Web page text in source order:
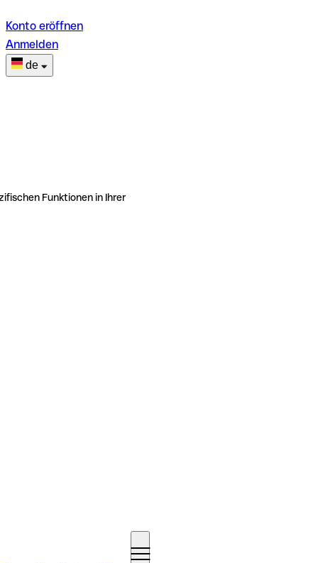
Konto eröffnen
Anmelden
de
Funktionen in Ihrer